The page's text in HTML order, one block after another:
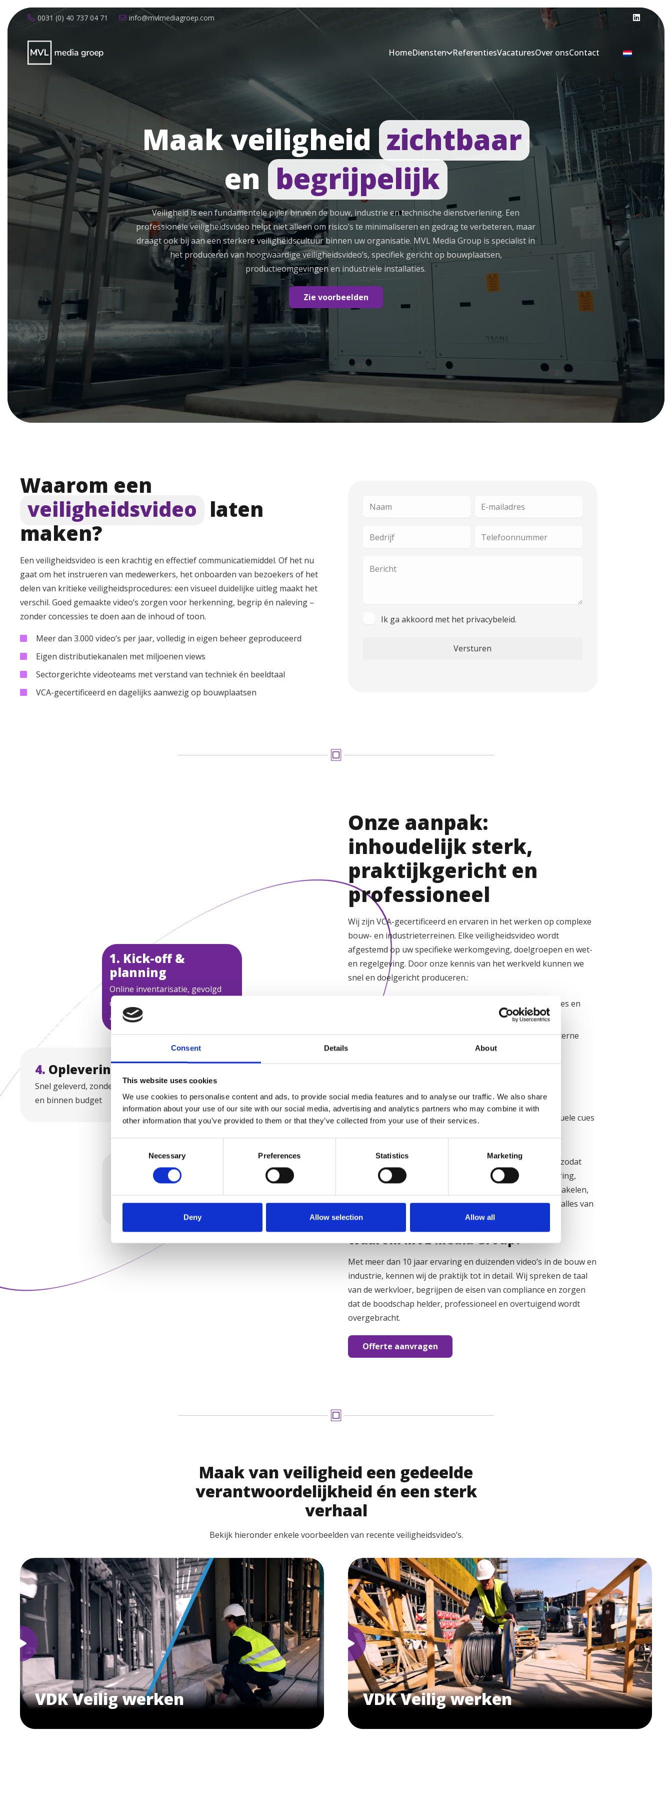
Consent Details About
This website uses cookies
We use cookies to personalise content and ads, to provide social media features and to analyse our traffic. We also share
information about your use of our site with our social media, advertising and analytics partners who may combine it with
other information that you’ve provided to them or that they’ve collected from your use of their services.
Necessary Preferences Statistics Marketing
Deny Allow selection Allow all
0031 (0) 40 737 04 71 info@mvlmediagroep.com
HomeDiensten ReferentiesVacaturesOver onsContact
Maak veiligheid zichtbaar
en begrijpelijk
Veiligheid is een fundamentele pijler binnen de bouw, industrie en technische dienstverlening. Een
professionele veiligheidsvideo helpt niet alleen om risico’s te minimaliseren en gedrag te verbeteren, maar
draagt ook bij aan een sterkere veiligheidscultuur binnen uw organisatie. MVL Media Group is specialist in
het produceren van hoogwaardige veiligheidsvideo’s, specifiek gericht op bouwplaatsen,
productieomgevingen en industriële installaties.
Zie voorbeelden
Waarom een
veiligheidsvideo laten
maken?
Een veiligheidsvideo is een krachtig en effectief communicatiemiddel. Of het nu
gaat om het instrueren van medewerkers, het onboarden van bezoekers of het
delen van kritieke veiligheidsprocedures: een visueel duidelijke uitleg maakt het
verschil. Goed gemaakte video’s zorgen voor herkenning, begrip én naleving –
zonder concessies te doen aan de inhoud of toon.
Meer dan 3.000 video’s per jaar, volledig in eigen beheer geproduceerd
Eigen distributiekanalen met miljoenen views
Sectorgerichte videoteams met verstand van techniek én beeldtaal
VCA-gecertificeerd en dagelijks aanwezig op bouwplaatsen
Naam
mailadres
Bedrijf
Telefoonnummer
Instemming
Ik ga akkoord met het privacybeleid.
1. Kick-off &
planning
Online inventarisatie, gevolgd
door scriptontwikkeling en
afstemming met betrokkenen
4. Oplevering
Snel geleverd, zonder gedoe
en binnen budget
2.Opnames
Dynamische beelden, drone,
timelapse en interviews op
locatie
Montage
helder verhaal
Onze aanpak:
inhoudelijk sterk,
praktijkgericht en
professioneel
Wij zijn VCA-gecertificeerd en ervaren in het werken op complexe
bouw- en industrieterreinen. Elke veiligheidsvideo wordt
afgestemd op uw specifieke werkomgeving, doelgroepen en wet-
en regelgeving. Door onze kennis van het werkveld kunnen we
snel en doelgericht produceren.:
Uitlegvideo’s over veiligheid op locatie, werkinstructies en
Onboardingvideo’s voor nieuwe medewerkers en externe
Incidentreconstructies en lessons learned
Visuele combinatie van live-action, animatie en tekstuele cues
Kosten- en tijdsefficiënt
MVL Media Group stemt de productieaf op uw planning, zodat
stilstand op locatie wordt voorkomen. Dankzij onze ervaring,
vaste crews en pragmatische aanpak kunnen wij snel schakelen,
met minimale belasting voor uw organisatie. Wij regelen alles van
script tot oplevering
Waarom MVL Media Group?
Met meer dan 10 jaar ervaring en duizenden video’s in de bouw en
industrie, kennen wij de praktijk tot in detail. Wij spreken de taal
van de werkvloer, begrijpen de eisen van compliance en zorgen
dat de boodschap helder, professioneel en overtuigend wordt
overgebracht.
Offerte aanvragen
Maak van veiligheid een gedeelde
verantwoordelijkheid én een sterk
verhaal
Bekijk hieronder enkele voorbeelden van recente veiligheidsvideo’s.
VDK Veilig werken VDK Veilig werken